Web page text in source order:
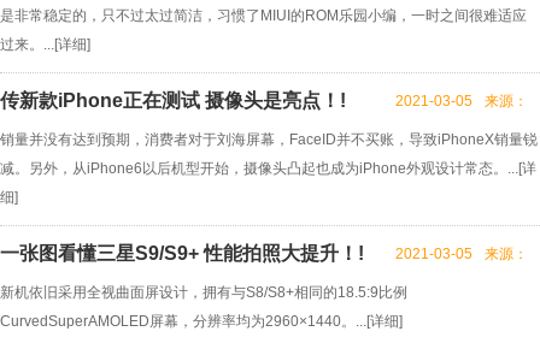
是非常稳定的，只不过太过简洁，习惯了MIUI的ROM乐园小编，一时之间很难适应
过来。...[详细]
传新款iPhone正在测试 摄像头是亮点！! 来源：
2021-03-05
销量并没有达到预期，消费者对于刘海屏幕，FaceID并不买账，导致iPhoneX销量锐
减。另外，从iPhone6以后机型开始，摄像头凸起也成为iPhone外观设计常态。...[详
细]
一张图看懂三星S9/S9+ 性能拍照大提升！! 来源：
2021-03-05
新机依旧采用全视曲面屏设计，拥有与S8/S8+相同的18.5:9比例
CurvedSuperAMOLED屏幕，分辨率均为2960×1440。...[详细]